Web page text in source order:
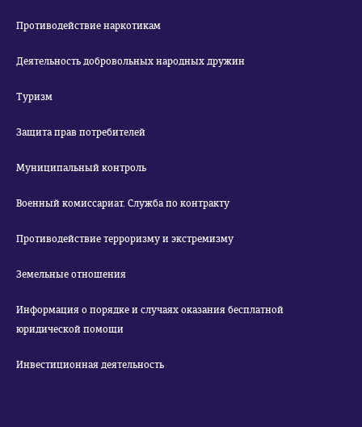
Противодействие наркотикам
Деятельность добровольных народных дружин
Туризм
Защита прав потребителей
Муниципальный контроль
Военный комиссариат. Служба по контракту
Противодействие терроризму и экстремизму
Земельные отношения
Информация о порядке и случаях оказания бесплатной
юридической помощи
Инвестиционная деятельность